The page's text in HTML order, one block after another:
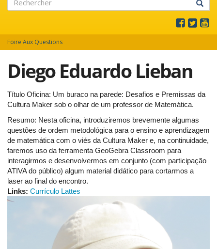
Foire Aux Questions
Diego Eduardo Lieban
Título Oficina: Um buraco na parede: Desafios e Premissas da
Cultura Maker sob o olhar de um professor de Matemática.
Resumo: Nesta oficina, introduziremos brevemente algumas
questões de ordem metodológica para o ensino e aprendizagem
de matemática com o viés da Cultura Maker e, na continuidade,
faremos uso da ferramenta GeoGebra Classroom para
interagirmos e desenvolvermos em conjunto (com participação
ATIVA do público) algum material didático para cortarmos a
laser ao final do encontro.
Links: Currículo Lattes